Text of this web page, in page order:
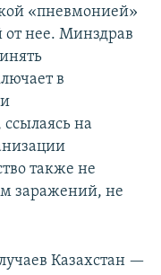
«пневмонией»
от нее. Минздрав
в
на
также не
заражений, не
Казахстан —